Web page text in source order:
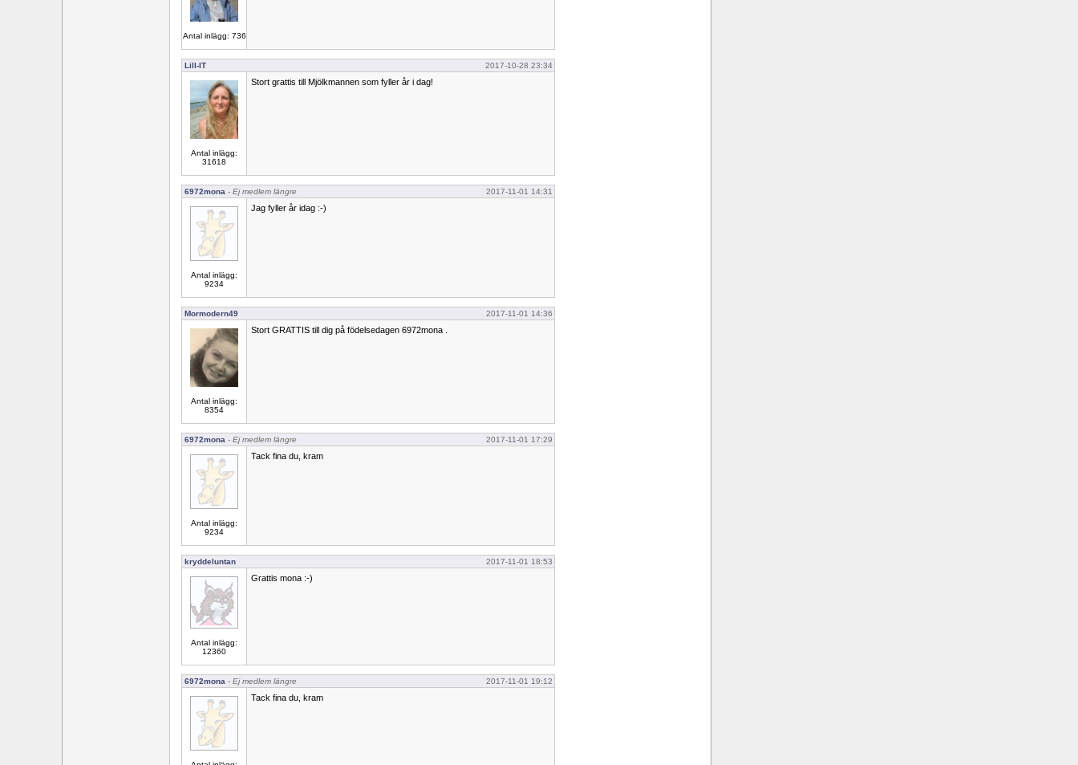
Antal inlägg: 736
Lill-IT 2017-10-28 23:34
Antal inlägg:
31618
Stort grattis till Mjölkmannen som fyller år i dag!
6972mona - Ej medlem längre 2017-11-01 14:31
Antal inlägg:
9234
Jag fyller år idag :-)
Mormodern49 2017-11-01 14:36
Antal inlägg:
8354
Stort GRATTIS till dig på födelsedagen 6972mona .
6972mona - Ej medlem längre 2017-11-01 17:29
Antal inlägg:
9234
Tack fina du, kram
kryddeluntan 2017-11-01 18:53
Antal inlägg:
12360
Grattis mona :-)
6972mona - Ej medlem längre 2017-11-01 19:12
Tack fina du, kram